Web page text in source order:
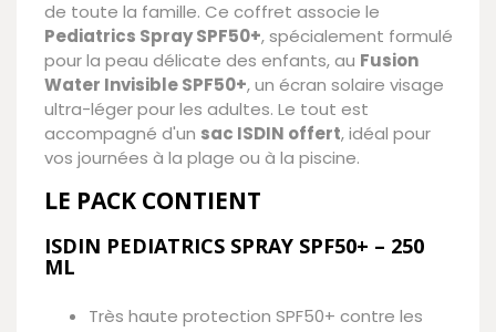
de toute la famille. Ce coffret associe le
Pediatrics Spray SPF50+, spécialement formulé
pour la peau délicate des enfants, au Fusion
Water Invisible SPF50+, un écran solaire visage
ultra-léger pour les adultes. Le tout est
accompagné d'un sac ISDIN offert, idéal pour
vos journées à la plage ou à la piscine.
LE PACK CONTIENT
ISDIN PEDIATRICS SPRAY SPF50+ – 250
ML
Très haute protection SPF50+ contre les